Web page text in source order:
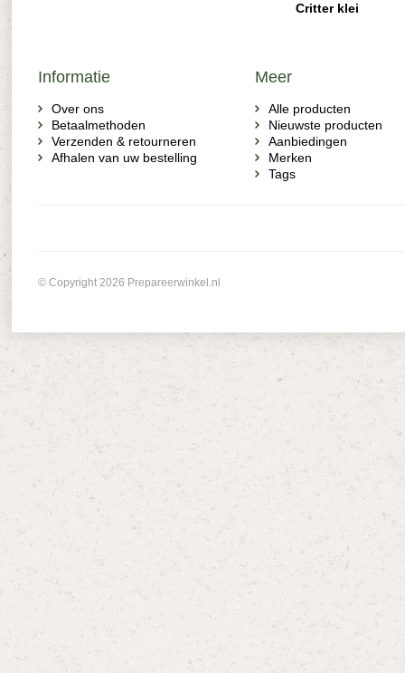
Critter klei
Informatie
Over ons
Betaalmethoden
Verzenden & retourneren
Afhalen van uw bestelling
Meer
Alle producten
Nieuwste producten
Aanbiedingen
Merken
Tags
© Copyright 2026 Prepareerwinkel.nl